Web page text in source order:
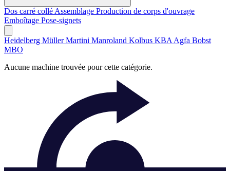
Dos carré collé Assemblage Production de corps d'ouvrage
Emboîtage Pose-signets
Heidelberg Müller Martini Manroland Kolbus KBA Agfa Bobst
MBO
Aucune machine trouvée pour cette catégorie.